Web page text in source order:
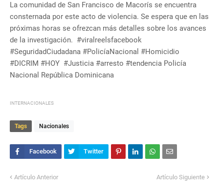
La comunidad de San Francisco de Macorís se encuentra
consternada por este acto de violencia. Se espera que en las
próximas horas se ofrezcan más detalles sobre los avances
de la investigación. #viralreelsfacebook
#SeguridadCiudadana #PolicíaNacional #Homicidio
#DICRIM #HOY #Justicia #arresto #tendencia Policía
Nacional República Dominicana
INTERNACIONALES
Tags Nacionales
Artículo Anterior Artículo Siguiente